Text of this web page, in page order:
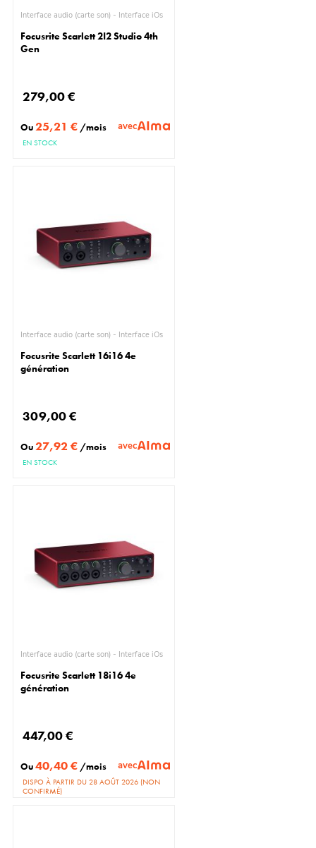
Interface audio (carte son) - Interface iOs
Focusrite Scarlett 2I2 Studio 4th
Gen
279,00 €
Ou25,21 € /mois avec
EN STOCK
Interface audio (carte son) - Interface iOs
Focusrite Scarlett 16i16 4e
génération
309,00 €
Ou27,92 € /mois avec
EN STOCK
Interface audio (carte son) - Interface iOs
Focusrite Scarlett 18i16 4e
génération
447,00 €
Ou40,40 € /mois avec
DISPO À PARTIR DU 28 AOÛT 2026 (NON
CONFIRMÉ)